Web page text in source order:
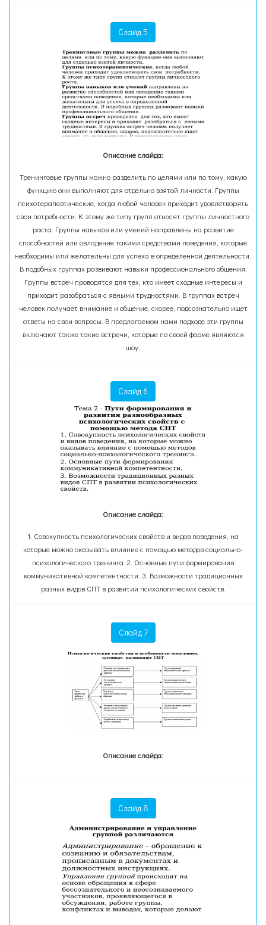
Слайд 5
Описание слайда:
Тренинговые группы можно разделить по целями или по тому, какую
функцию они выполняют для отдельно взятой личности. Группы
психотерапевтические, когда любой человек приходит удовлетворять
свои потребности. К этому же типу групп относят группы личностного
роста. Группы навыков или умений направлены на развитие
способностей или овладение такими средствами поведения, которые
необходимы или желательны для успеха в определенной деятельности.
В подобных группах развивают навыки профессионального общения.
Группы встреч проводятся для тех, кто имеет сходные интересы и
приходит разобраться с явными трудностями. В группах встреч
человек получает внимание и общение, скорее, подсознательно ищет
ответы на свои вопросы. В предлагаемом нами подходе эти группы
включают также такие встречи, которые по своей форме являются
шоу.
Слайд 6
Описание слайда:
1. Совокупность психологических свойств и видов поведения, на
которые можно оказывать влияние с помощью методов социально-
психологического тренинга. 2. Основные пути формирования
коммуникативной компетентности. 3. Возможности традиционных
разных видов СПТ в развитии психологических свойств.
Слайд 7
Описание слайда:
Слайд 8